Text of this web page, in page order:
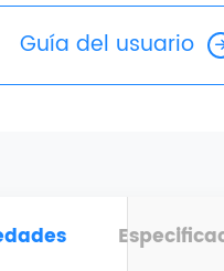
Guía del usuario